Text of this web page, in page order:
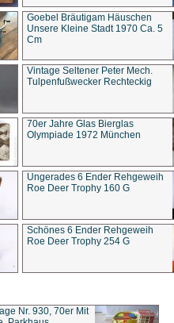
Goebel Bräutigam Häuschen
Unsere Kleine Stadt 1970 Ca. 5
Cm
Vintage Seltener Peter Mech.
Tulpenfußwecker Rechteckig
70er Jahre Glas Bierglas
Olympiade 1972 München
Ungerades 6 Ender Rehgeweih
Roe Deer Trophy 160 G
Schönes 6 Ender Rehgeweih
Roe Deer Trophy 254 G
Nr. 930, 70er Mit